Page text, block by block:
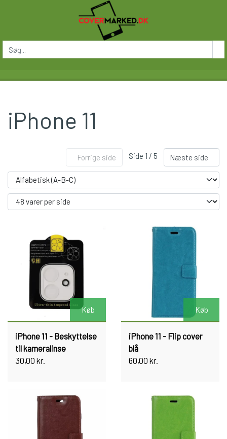
iPhone 11
Forrige side Side 1 / 5 Næste side
Køb
iPhone 11 - Beskyttelse
til kameralinse
30,00 kr.
Køb
iPhone 11 - Flip cover
blå
60,00 kr.